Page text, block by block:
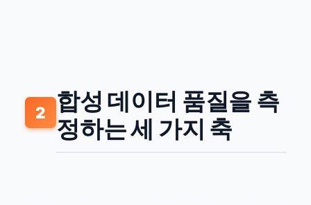
2 합성 데이터 품질을 측
정하는 세 가지 축